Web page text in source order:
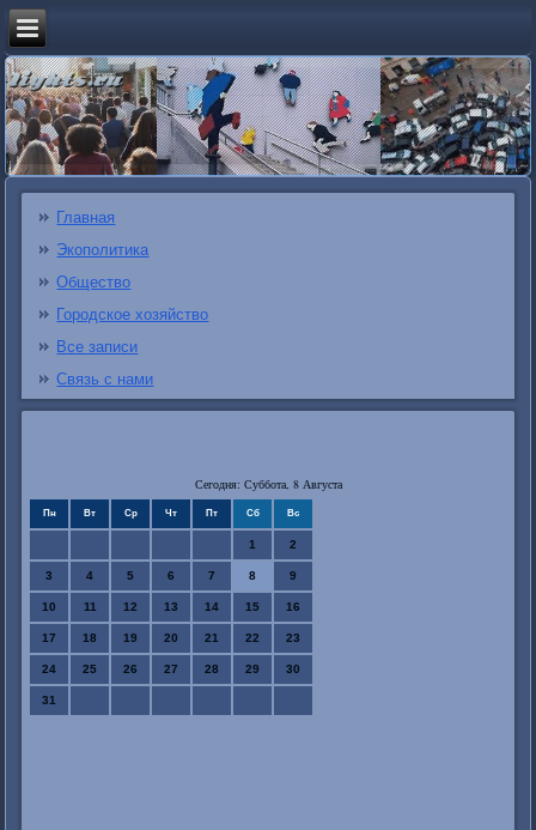
Главная
Экополитика
Общество
Городское хозяйство
Все записи
Связь с нами
Сегодня: Суббота, 8 Августа
Пн Вт Ср Чт Пт Сб Вс
1 2
3 4 5 6 7 8 9
10 11 12 13 14 15 16
17 18 19 20 21 22 23
24 25 26 27 28 29 30
31